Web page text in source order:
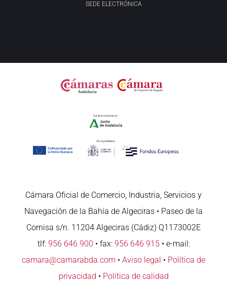
SEDE ELECTRÓNICA
Cámara Oficial de Comercio, Industria, Servicios y
Navegación de la Bahía de Algeciras • Paseo de la
Cornisa s/n. 11204 Algeciras (Cádiz) Q1173002E
tlf: 956 646 900 • fax: 956 646 915• e-mail:
camara@camarabda.com • Aviso legal • Política de
privacidad • Política de calidad